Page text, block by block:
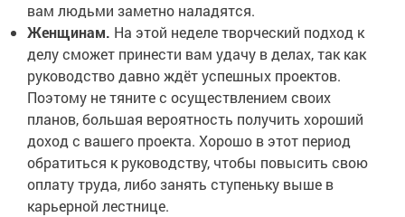
вам людьми заметно наладятся.
Женщинам. На этой неделе творческий подход к
делу сможет принести вам удачу в делах, так как
руководство давно ждёт успешных проектов.
Поэтому не тяните с осуществлением своих
планов, большая вероятность получить хороший
доход с вашего проекта. Хорошо в этот период
обратиться к руководству, чтобы повысить свою
оплату труда, либо занять ступеньку выше в
карьерной лестнице.